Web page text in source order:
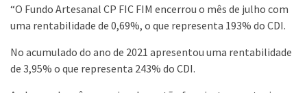
“O Fundo Artesanal CP FIC FIM encerrou o mês de julho com
uma rentabilidade de 0,69%, o que representa 193% do CDI.
No acumulado do ano de 2021 apresentou uma rentabilidade
de 3,95% o que representa 243% do CDI.